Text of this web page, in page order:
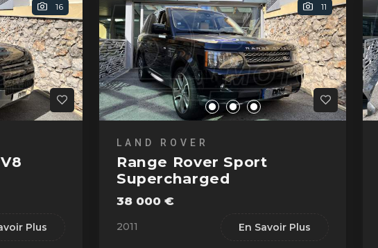
16
Plus
11
LAND ROVER
Range Rover Sport
Supercharged
38 000 €
2011 En Savoir Plus